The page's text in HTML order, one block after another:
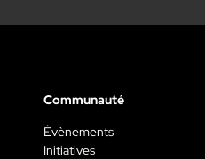
Communauté
Évènements
Initiatives